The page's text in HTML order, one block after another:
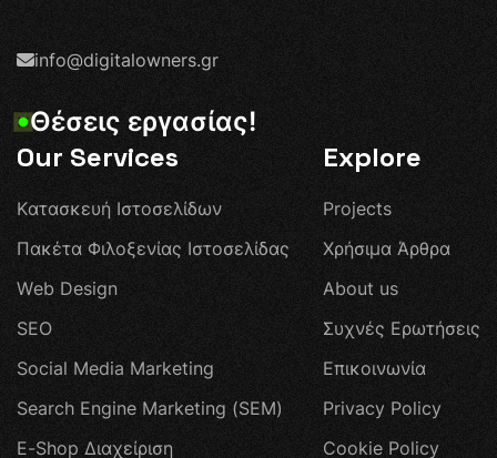
info@digitalowners.gr
Θέσεις εργασίας!
Our Services
Κατασκευή Ιστοσελίδων
Πακέτα Φιλοξενίας Ιστοσελίδας
Web Design
SEO
Social Media Marketing
Search Engine Marketing (SEM)
E-Shop Διαχείριση
Explore
Projects
Χρήσιμα Άρθρα
About us
Συχνές Ερωτήσεις
Επικοινωνία
Privacy Policy
Cookie Policy